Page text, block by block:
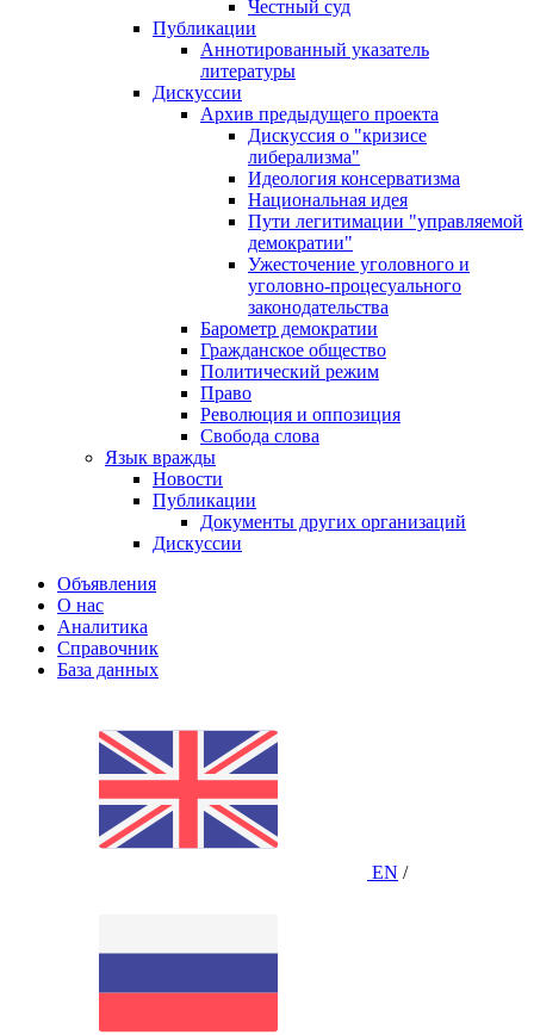
Честный суд
Публикации
Аннотированный указатель
литературы
Дискуссии
Архив предыдущего проекта
Дискуссия о "кризисе
либерализма"
Идеология консерватизма
Национальная идея
Пути легитимации "управляемой
демократии"
Ужесточение уголовного и
уголовно-процесуального
законодательства
Барометр демократии
Гражданское общество
Политический режим
Право
Революция и оппозиция
Свобода слова
Язык вражды
Новости
Публикации
Документы других организаций
Дискуссии
Объявления
О нас
Аналитика
Справочник
База данных
EN /